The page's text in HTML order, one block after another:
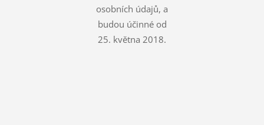
osobních údajů, a
budou účinné od
25. května 2018.